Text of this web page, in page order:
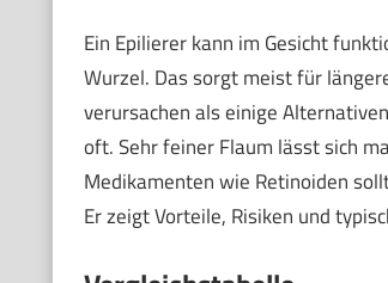
Ein Epilierer kann im Gesicht
Wurzel. Das sorgt meist für
verursachen als einige
oft. Sehr feiner Flaum lässt sich
Medikamenten wie Retinoiden
Er zeigt Vorteile, Risiken und